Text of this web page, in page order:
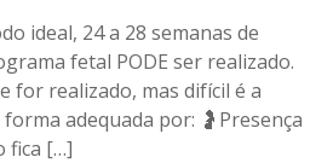
ideal, 24 a 28 semanas de
fetal PODE ser realizado.
for realizado, mas difícil é a
adequada por: 🤰Presença
fica […]